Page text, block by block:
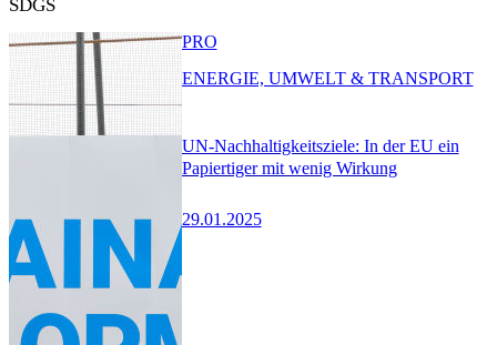
SDGS
UN-Nachhaltigkeitsziele: In der EU ein
Papiertiger mit wenig Wirkung
29.01.2025
PRO
ENERGIE, UMWELT & TRANSPORT